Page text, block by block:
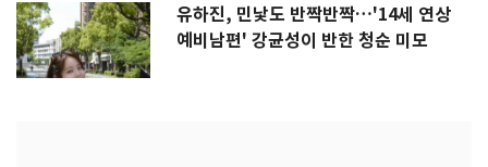
유하진, 민낯도 반짝반짝…'14세 연상
예비남편' 강균성이 반한 청순 미모